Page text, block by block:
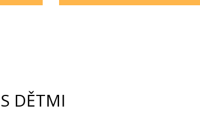
DĚTMI